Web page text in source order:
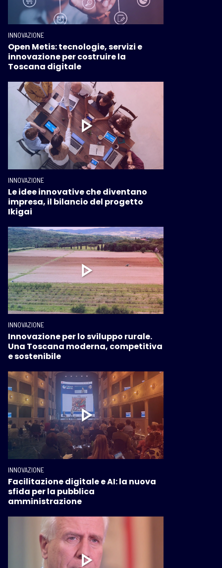
INNOVAZIONE
Open Metis: tecnologie, servizi e
innovazione per costruire la
Toscana digitale
INNOVAZIONE
Le idee innovative che diventano
impresa, il bilancio del progetto
Ikigai
INNOVAZIONE
Innovazione per lo sviluppo rurale.
Una Toscana moderna, competitiva
e sostenibile
INNOVAZIONE
Facilitazione digitale e AI: la nuova
sfida per la pubblica
amministrazione